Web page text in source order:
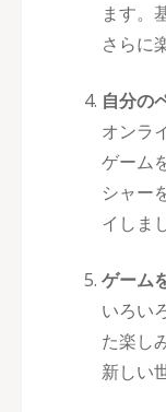
ます。
さらに
自分の
オンラ
ゲーム
シャー
イしま
ゲーム
いろい
た楽し
新しい